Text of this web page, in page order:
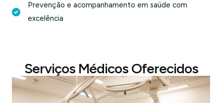
Prevenção e acompanhamento em saúde com
excelência
Serviços Médicos Oferecidos